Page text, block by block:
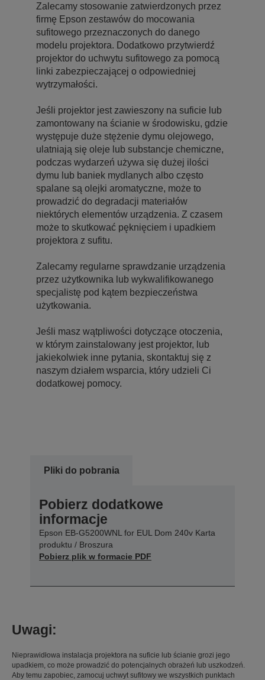
Zalecamy stosowanie zatwierdzonych przez
firmę Epson zestawów do mocowania
sufitowego przeznaczonych do danego
modelu projektora. Dodatkowo przytwierdź
projektor do uchwytu sufitowego za pomocą
linki zabezpieczającej o odpowiedniej
wytrzymałości.
Jeśli projektor jest zawieszony na suficie lub
zamontowany na ścianie w środowisku, gdzie
występuje duże stężenie dymu olejowego,
ulatniają się oleje lub substancje chemiczne,
podczas wydarzeń używa się dużej ilości
dymu lub baniek mydlanych albo często
spalane są olejki aromatyczne, może to
prowadzić do degradacji materiałów
niektórych elementów urządzenia. Z czasem
może to skutkować pęknięciem i upadkiem
projektora z sufitu.
Zalecamy regularne sprawdzanie urządzenia
przez użytkownika lub wykwalifikowanego
specjalistę pod kątem bezpieczeństwa
użytkowania.
Jeśli masz wątpliwości dotyczące otoczenia,
w którym zainstalowany jest projektor, lub
jakiekolwiek inne pytania, skontaktuj się z
naszym działem wsparcia, który udzieli Ci
dodatkowej pomocy.
Pliki do pobrania
Pobierz dodatkowe
informacje
Epson EB-G5200WNL for EUL Dom 240v Karta
produktu / Broszura
Pobierz plik w formacie PDF
Uwagi:
Nieprawidłowa instalacja projektora na suficie lub ścianie grozi jego
upadkiem, co może prowadzić do potencjalnych obrażeń lub uszkodzeń.
Aby temu zapobiec, zamocuj uchwyt sufitowy we wszystkich punktach